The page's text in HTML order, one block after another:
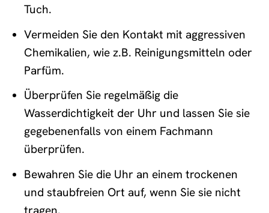
Tuch.
Vermeiden Sie den Kontakt mit aggressiven
Chemikalien, wie z.B. Reinigungsmitteln oder
Parfüm.
Überprüfen Sie regelmäßig die
Wasserdichtigkeit der Uhr und lassen Sie sie
gegebenenfalls von einem Fachmann
überprüfen.
Bewahren Sie die Uhr an einem trockenen
und staubfreien Ort auf, wenn Sie sie nicht